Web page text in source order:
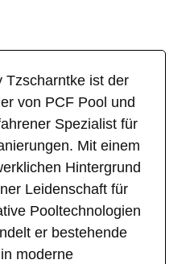
Tzscharntke ist der
von PCF Pool und
Spezialist für
Mit einem
Hintergrund
Leidenschaft für
Pooltechnologien
er bestehende
moderne